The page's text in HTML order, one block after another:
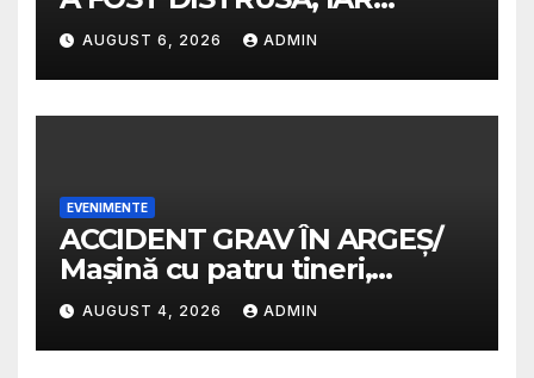
PROPRIETARA A SUFERIT
ARSURI GRAVE
AUGUST 6, 2026 ADMIN
EVENIMENTE
ACCIDENT GRAV ÎN ARGEȘ/
Mașină cu patru tineri,
răsturnată pe un câmp la
Micești/ Doi sunt în stare
gravă
AUGUST 4, 2026 ADMIN